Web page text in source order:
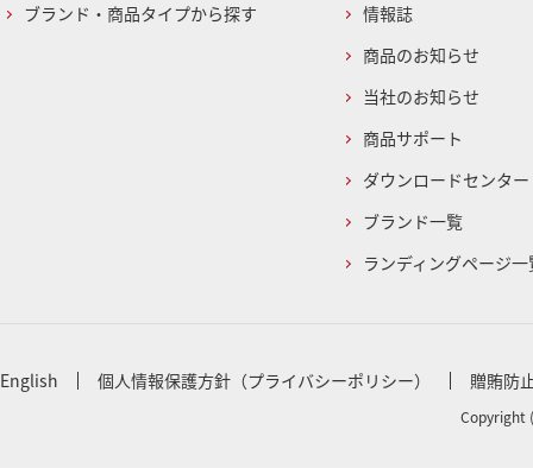
ブランド・商品タイプから探す
情報誌
商品のお知らせ
当社のお知らせ
商品サポート
ダウンロードセンター
ブランド一覧
ランディングページ一
English 個人情報保護方針（プライバシーポリシー） 贈賄防
Copyright